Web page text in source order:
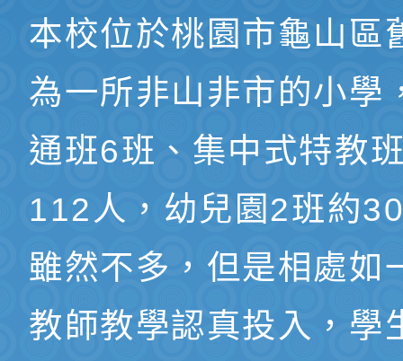
本校位於桃園市龜山區
為一所非山非市的小學
通班6班、集中式特教
112人，幼兒園2班約
雖然不多，但是相處如
教師教學認真投入，學